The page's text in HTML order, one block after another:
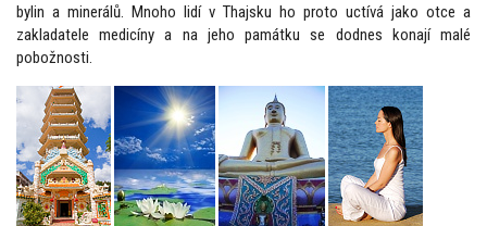
bylin a minerálů. Mnoho lidí v Thajsku ho proto uctívá jako otce a
zakladatele medicíny a na jeho památku se dodnes konají malé
pobožnosti.